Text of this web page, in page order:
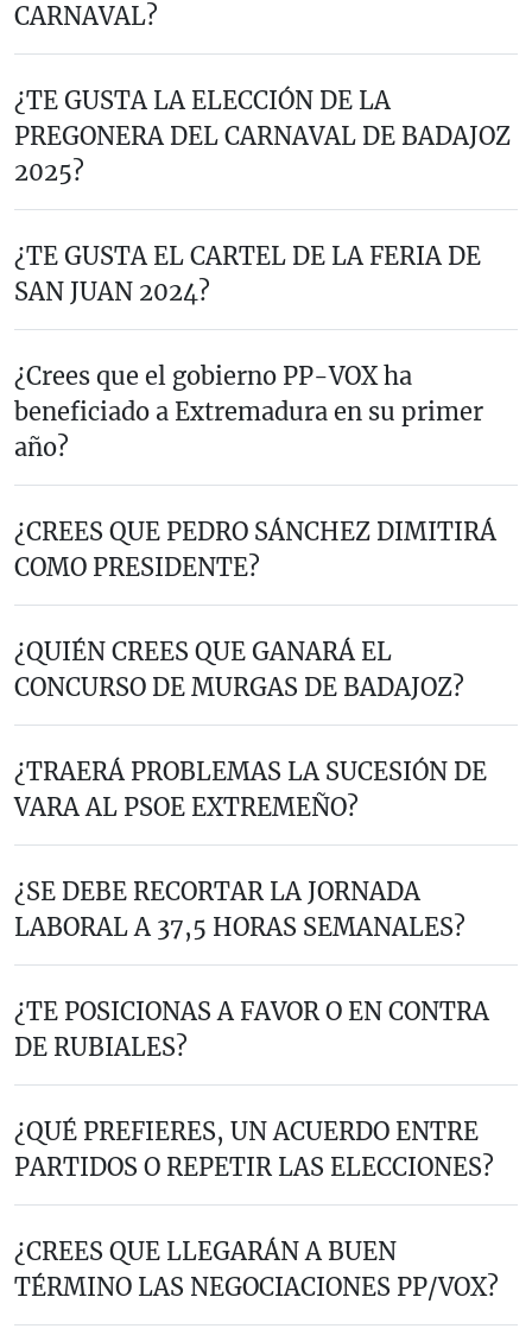
CARNAVAL?
¿TE GUSTA LA ELECCIÓN DE LA
PREGONERA DEL CARNAVAL DE BADAJOZ
2025?
¿TE GUSTA EL CARTEL DE LA FERIA DE
SAN JUAN 2024?
¿Crees que el gobierno PP-VOX ha
beneficiado a Extremadura en su primer
año?
¿CREES QUE PEDRO SÁNCHEZ DIMITIRÁ
COMO PRESIDENTE?
¿QUIÉN CREES QUE GANARÁ EL
CONCURSO DE MURGAS DE BADAJOZ?
¿TRAERÁ PROBLEMAS LA SUCESIÓN DE
VARA AL PSOE EXTREMEÑO?
¿SE DEBE RECORTAR LA JORNADA
LABORAL A 37,5 HORAS SEMANALES?
¿TE POSICIONAS A FAVOR O EN CONTRA
DE RUBIALES?
¿QUÉ PREFIERES, UN ACUERDO ENTRE
PARTIDOS O REPETIR LAS ELECCIONES?
¿CREES QUE LLEGARÁN A BUEN
TÉRMINO LAS NEGOCIACIONES PP/VOX?